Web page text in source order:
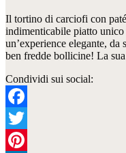
Il tortino di carciofi con
indimenticabile piatto unico
un’experience elegante,
ben fredde bollicine! La
Condividi sui social:
Facebook
Twitter